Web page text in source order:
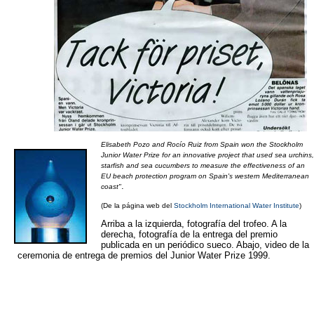
Elisabeth Pozo and Rocío Ruiz from Spain won the Stockholm
Junior Water Prize for an innovative project that used sea urchins,
starfish and sea cucumbers to measure the effectiveness of an
EU beach protection program on Spain's western Mediterranean
coast".
(De la página web del Stockholm International Water Institute)
Arriba a la izquierda, fotografía del trofeo. A la
derecha, fotografía de la entrega del premio
publicada en un periódico sueco. Abajo, video de la
ceremonia de entrega de premios del Junior Water Prize 1999.